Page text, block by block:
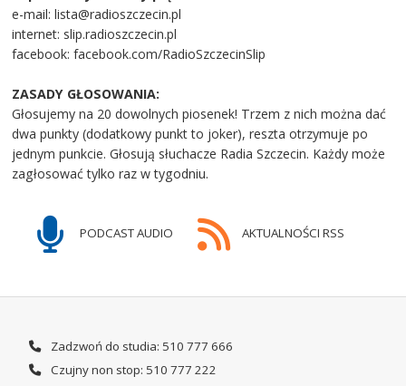
e-mail: lista@radioszczecin.pl
internet: slip.radioszczecin.pl
facebook: facebook.com/RadioSzczecinSlip
ZASADY GŁOSOWANIA:
Głosujemy na 20 dowolnych piosenek! Trzem z nich można dać
dwa punkty (dodatkowy punkt to joker), reszta otrzymuje po
jednym punkcie. Głosują słuchacze Radia Szczecin. Każdy może
zagłosować tylko raz w tygodniu.
PODCAST AUDIO AKTUALNOŚCI RSS
Zadzwoń do studia: 510 777 666
Czujny non stop: 510 777 222